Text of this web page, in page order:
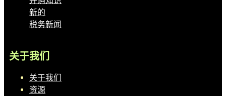
新的
税务新闻
关于我们
关于我们
资源